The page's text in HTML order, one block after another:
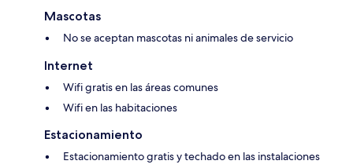
Mascotas
No se aceptan mascotas ni animales de servicio
Internet
Wifi gratis en las áreas comunes
Wifi en las habitaciones
Estacionamiento
Estacionamiento gratis y techado en las instalaciones